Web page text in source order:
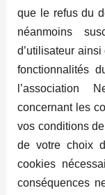
que le refus du
néanmoins
d’utilisateur
fonctionnalités
l’association
concernant les
vos conditions
de votre choix
cookies
conséquences